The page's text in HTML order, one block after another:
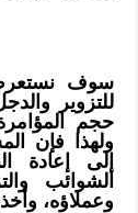
سوف
للتزوير
حجم
ولهذا فإن
إلى إعادة
الشوائب
وعملاؤه،